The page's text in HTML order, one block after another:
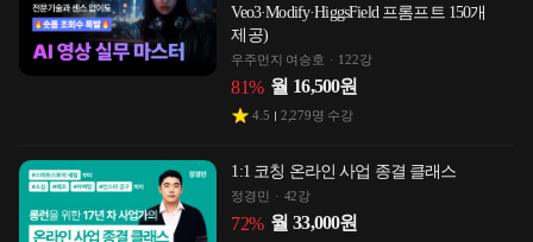
Veo3·Modify·HiggsField 프롬프트 150개
제공)
우주먼지 여승호 122강
81% 월 16,500원
4.5 2,279명 수강
1:1 코칭 온라인 사업 종결 클래스
정경민 42강
72% 월 33,000원